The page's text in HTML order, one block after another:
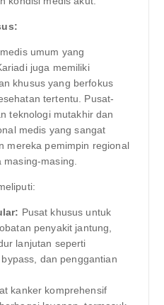
umum yang
juga memiliki
khusus yang berfokus
tertentu. Pusat-
teknologi mutakhir dan
medis yang sangat
mereka pemimpin regional
masing.
Pusat khusus untuk
penyakit jantung,
lanjutan seperti
dan penggantian
kanker komprehensif